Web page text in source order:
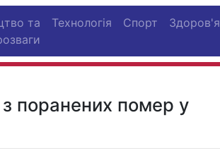
та
Технологія Спорт Здоров'я
з поранених помер у